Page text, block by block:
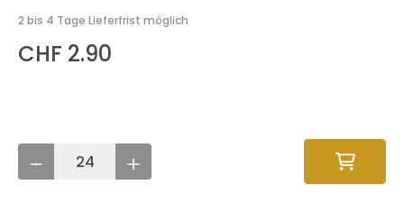
2 bis 4 Tage Lieferfrist möglich
CHF 2.90